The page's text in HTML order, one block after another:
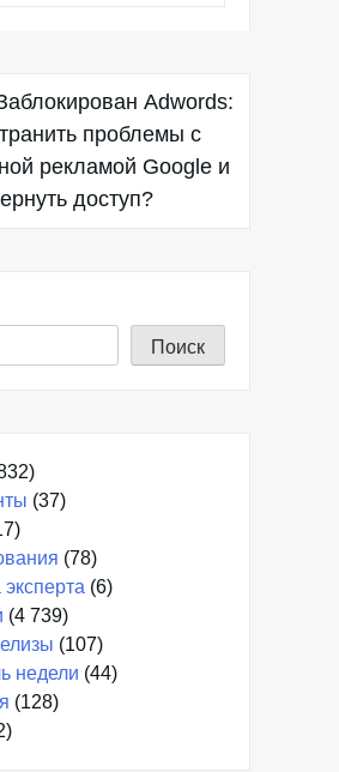
Adwords:
проблемы с
рекламой Google и
доступ?
Поиск
(37)
(78)
(6)
(4 739)
(107)
недели (44)
(128)